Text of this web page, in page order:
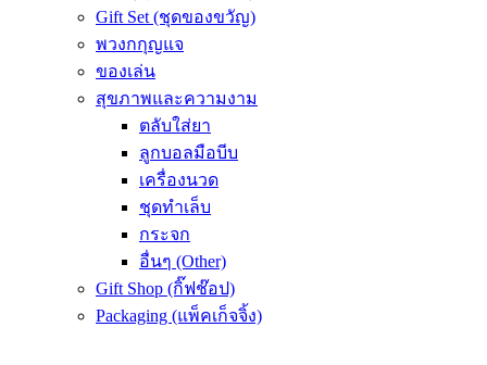
Gift Set (ชุดของขวัญ)
พวงกกุญแจ
ของเล่น
สุขภาพและความงาม
ตลับใส่ยา
ลูกบอลมือบีบ
เครื่องนวด
ชุดทำเล็บ
กระจก
อื่นๆ (Other)
Gift Shop (กิ๊ฟช๊อป)
Packaging (แพ็คเก็จจิ้ง)